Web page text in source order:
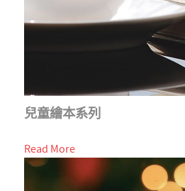
兒童繪本系列
Read More